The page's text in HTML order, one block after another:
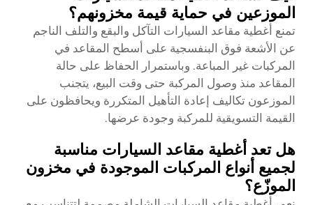
الموزعين في حماية قيمة مخزونهم؟
تمنع أغطية مقاعد السيارات التآكل والبقع والتلف الناجم
عن الأشعة فوق البنفسجية على أسطح المقاعد في
المركبات غير المباعة. وباستمرار الحفاظ على حالة
المقاعد منذ وصول المركبة حتى وقت البيع، يتجنب
الموزعون تكاليف إعادة التأهيل المتكررة ويحافظون على
القيمة التسويقية للمركبة وجودة عرضها.
هل تعد أغطية مقاعد السيارات مناسبة
لجميع أنواع المركبات الموجودة في مخزون
الموزّع؟